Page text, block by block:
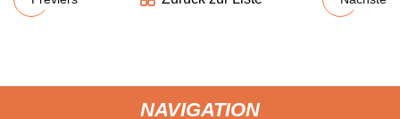
NAVIGATION